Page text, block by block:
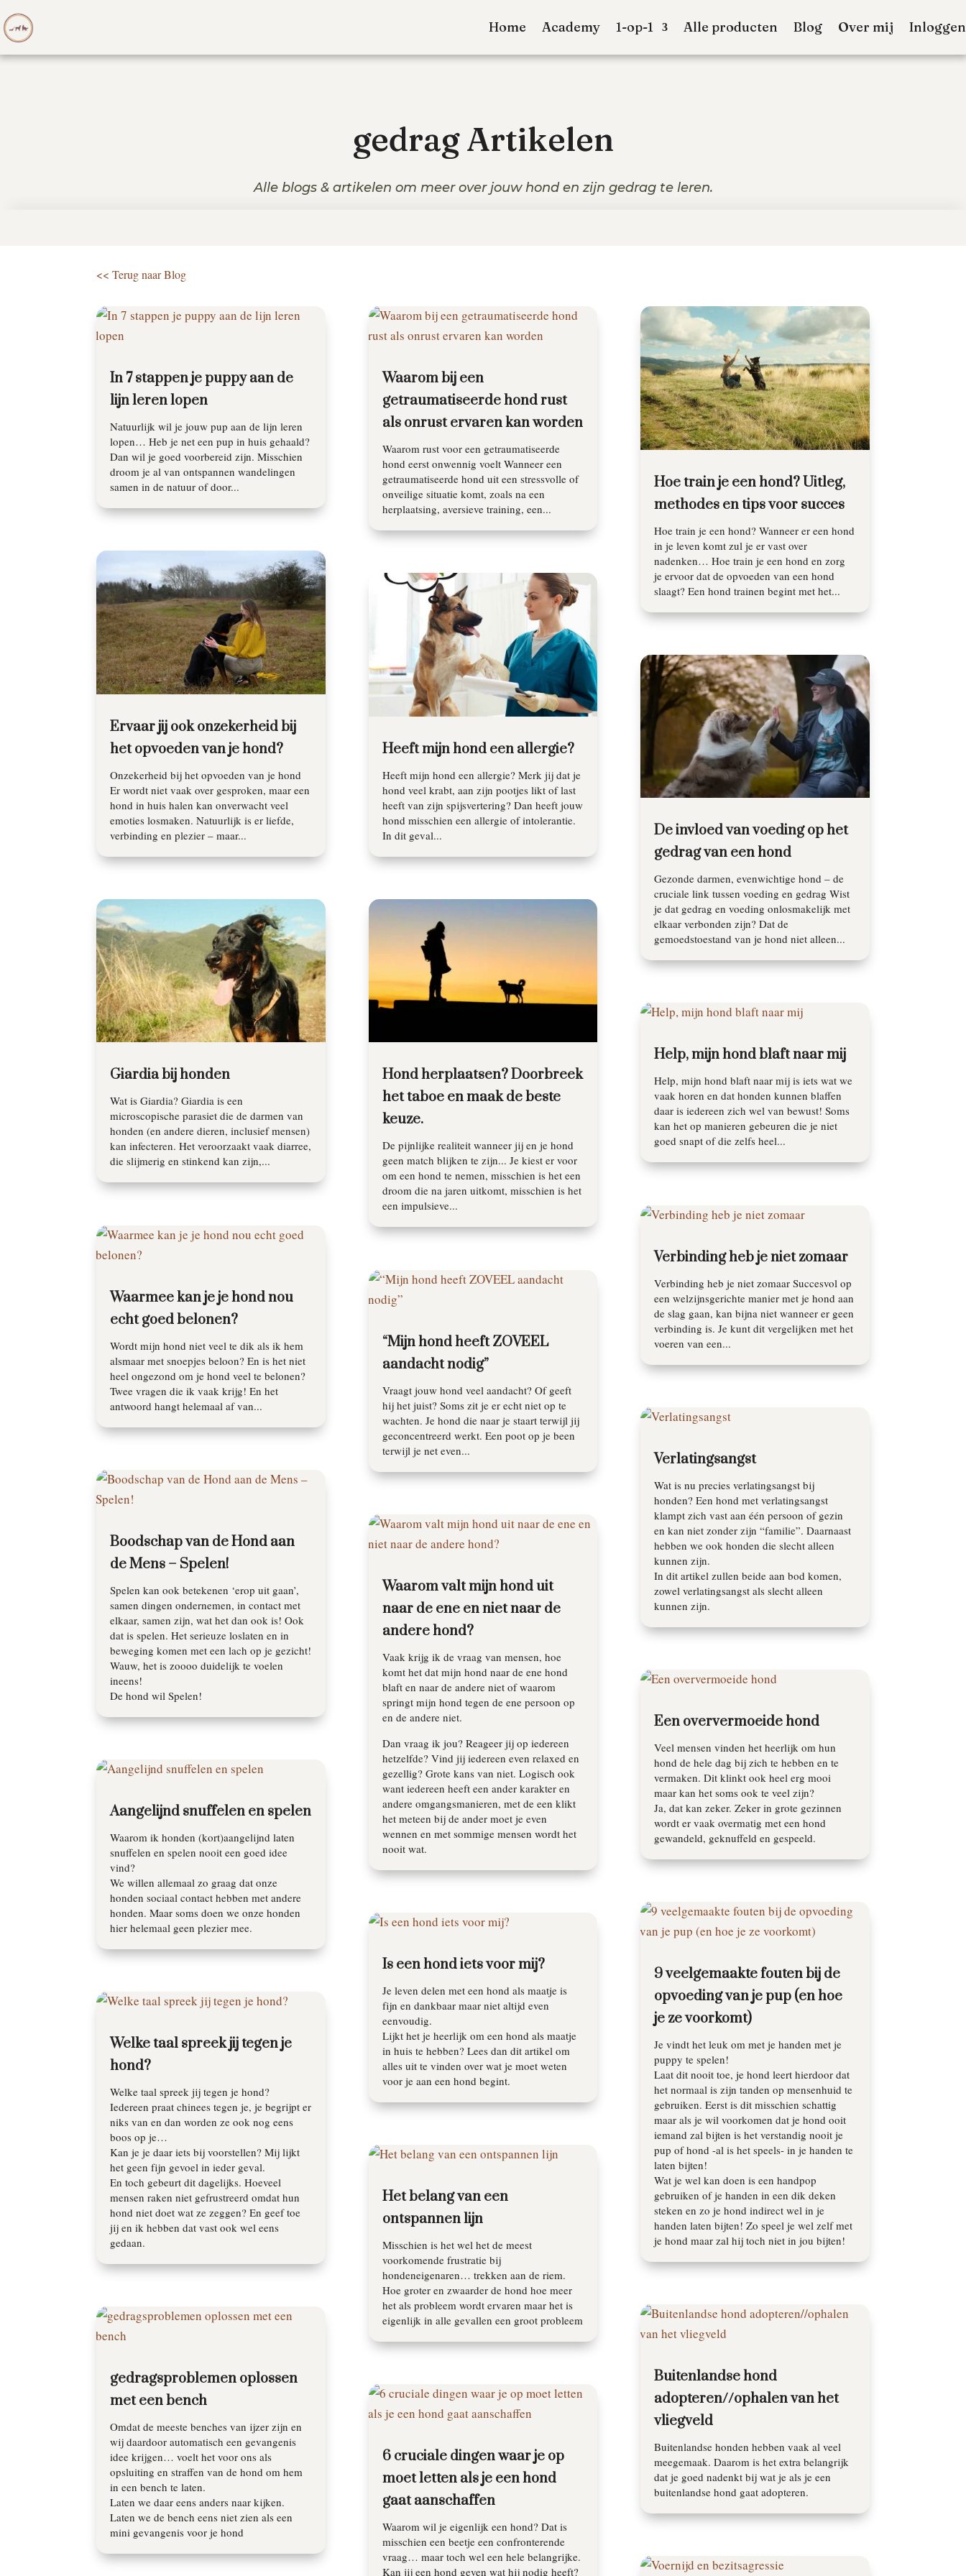
Home Academy 1-op-1 Alle producten Blog Over mij Inloggen
gedrag Artikelen
Alle blogs & artikelen om meer over jouw hond en zijn gedrag te leren.
<< Terug naar Blog
In 7 stappen je puppy aan de
lijn leren lopen
Natuurlijk wil je jouw pup aan de lijn leren
lopen… Heb je net een pup in huis gehaald?
Dan wil je goed voorbereid zijn. Misschien
droom je al van ontspannen wandelingen
samen in de natuur of door...
Ervaar jij ook onzekerheid bij
het opvoeden van je hond?
Onzekerheid bij het opvoeden van je hond
Er wordt niet vaak over gesproken, maar een
hond in huis halen kan onverwacht veel
emoties losmaken. Natuurlijk is er liefde,
verbinding en plezier – maar...
Giardia bij honden
Wat is Giardia? Giardia is een
microscopische parasiet die de darmen van
honden (en andere dieren, inclusief mensen)
kan infecteren. Het veroorzaakt vaak diarree,
die slijmerig en stinkend kan zijn,...
Waarmee kan je je hond nou
echt goed belonen?
Wordt mijn hond niet veel te dik als ik hem
alsmaar met snoepjes beloon? En is het niet
heel ongezond om je hond veel te belonen?
Twee vragen die ik vaak krijg! En het
antwoord hangt helemaal af van...
Boodschap van de Hond aan
de Mens – Spelen!
Spelen kan ook betekenen ‘erop uit gaan’,
samen dingen ondernemen, in contact met
elkaar, samen zijn, wat het dan ook is! Ook
dat is spelen. Het serieuze loslaten en in
beweging komen met een lach op je gezicht!
Wauw, het is zoooo duidelijk te voelen
ineens!
De hond wil Spelen!
Aangelijnd snuffelen en spelen
Waarom ik honden (kort)aangelijnd laten
snuffelen en spelen nooit een goed idee
vind?
We willen allemaal zo graag dat onze
honden sociaal contact hebben met andere
honden. Maar soms doen we onze honden
hier helemaal geen plezier mee.
Welke taal spreek jij tegen je
hond?
Welke taal spreek jij tegen je hond?
Iedereen praat chinees tegen je, je begrijpt er
niks van en dan worden ze ook nog eens
boos op je…
Kan je je daar iets bij voorstellen? Mij lijkt
het geen fijn gevoel in ieder geval.
En toch gebeurt dit dagelijks. Hoeveel
mensen raken niet gefrustreerd omdat hun
hond niet doet wat ze zeggen? En geef toe
jij en ik hebben dat vast ook wel eens
gedaan.
gedragsproblemen oplossen
met een bench
Omdat de meeste benches van ijzer zijn en
wij daardoor automatisch een gevangenis
idee krijgen… voelt het voor ons als
opsluiting en straffen van de hond om hem
in een bench te laten.
Laten we daar eens anders naar kijken.
Laten we de bench eens niet zien als een
mini gevangenis voor je hond
Waarom bij een
getraumatiseerde hond rust
als onrust ervaren kan worden
Waarom rust voor een getraumatiseerde
hond eerst onwennig voelt Wanneer een
getraumatiseerde hond uit een stressvolle of
onveilige situatie komt, zoals na een
herplaatsing, aversieve training, een...
Heeft mijn hond een allergie?
Heeft mijn hond een allergie? Merk jij dat je
hond veel krabt, aan zijn pootjes likt of last
heeft van zijn spijsvertering? Dan heeft jouw
hond misschien een allergie of intolerantie.
In dit geval...
Hond herplaatsen? Doorbreek
het taboe en maak de beste
keuze.
De pijnlijke realiteit wanneer jij en je hond
geen match blijken te zijn... Je kiest er voor
om een hond te nemen, misschien is het een
droom die na jaren uitkomt, misschien is het
een impulsieve...
“Mijn hond heeft ZOVEEL
aandacht nodig”
Vraagt jouw hond veel aandacht? Of geeft
hij het juist? Soms zit je er echt niet op te
wachten. Je hond die naar je staart terwijl jij
geconcentreerd werkt. Een poot op je been
terwijl je net even...
Waarom valt mijn hond uit
naar de ene en niet naar de
andere hond?
Vaak krijg ik de vraag van mensen, hoe
komt het dat mijn hond naar de ene hond
blaft en naar de andere niet of waarom
springt mijn hond tegen de ene persoon op
en de andere niet.
Dan vraag ik jou? Reageer jij op iedereen
hetzelfde? Vind jij iedereen even relaxed en
gezellig? Grote kans van niet. Logisch ook
want iedereen heeft een ander karakter en
andere omgangsmanieren, met de een klikt
het meteen bij de ander moet je even
wennen en met sommige mensen wordt het
nooit wat.
Is een hond iets voor mij?
Je leven delen met een hond als maatje is
fijn en dankbaar maar niet altijd even
eenvoudig.
Lijkt het je heerlijk om een hond als maatje
in huis te hebben? Lees dan dit artikel om
alles uit te vinden over wat je moet weten
voor je aan een hond begint.
Het belang van een
ontspannen lijn
Misschien is het wel het de meest
voorkomende frustratie bij
hondeneigenaren… trekken aan de riem.
Hoe groter en zwaarder de hond hoe meer
het als probleem wordt ervaren maar het is
eigenlijk in alle gevallen een groot probleem
6 cruciale dingen waar je op
moet letten als je een hond
gaat aanschaffen
Waarom wil je eigenlijk een hond? Dat is
misschien een beetje een confronterende
vraag… maar toch wel een hele belangrijke.
Kan jij een hond geven wat hij nodig heeft?
Hoe train je een hond? Uitleg,
methodes en tips voor succes
Hoe train je een hond? Wanneer er een hond
in je leven komt zul je er vast over
nadenken… Hoe train je een hond en zorg
je ervoor dat de opvoeden van een hond
slaagt? Een hond trainen begint met het...
De invloed van voeding op het
gedrag van een hond
Gezonde darmen, evenwichtige hond – de
cruciale link tussen voeding en gedrag Wist
je dat gedrag en voeding onlosmakelijk met
elkaar verbonden zijn? Dat de
gemoedstoestand van je hond niet alleen...
Help, mijn hond blaft naar mij
Help, mijn hond blaft naar mij is iets wat we
vaak horen en dat honden kunnen blaffen
daar is iedereen zich wel van bewust! Soms
kan het op manieren gebeuren die je niet
goed snapt of die zelfs heel...
Verbinding heb je niet zomaar
Verbinding heb je niet zomaar Succesvol op
een welzijnsgerichte manier met je hond aan
de slag gaan, kan bijna niet wanneer er geen
verbinding is. Je kunt dit vergelijken met het
voeren van een...
Verlatingsangst
Wat is nu precies verlatingsangst bij
honden? Een hond met verlatingsangst
klampt zich vast aan één persoon of gezin
en kan niet zonder zijn “familie”. Daarnaast
hebben we ook honden die slecht alleen
kunnen zijn.
In dit artikel zullen beide aan bod komen,
zowel verlatingsangst als slecht alleen
kunnen zijn.
Een oververmoeide hond
Veel mensen vinden het heerlijk om hun
hond de hele dag bij zich te hebben en te
vermaken. Dit klinkt ook heel erg mooi
maar kan het soms ook te veel zijn?
Ja, dat kan zeker. Zeker in grote gezinnen
wordt er vaak overmatig met een hond
gewandeld, geknuffeld en gespeeld.
9 veelgemaakte fouten bij de
opvoeding van je pup (en hoe
je ze voorkomt)
Je vindt het leuk om met je handen met je
puppy te spelen!
Laat dit nooit toe, je hond leert hierdoor dat
het normaal is zijn tanden op mensenhuid te
gebruiken. Eerst is dit misschien schattig
maar als je wil voorkomen dat je hond ooit
iemand zal bijten is het verstandig nooit je
pup of hond -al is het speels- in je handen te
laten bijten!
Wat je wel kan doen is een handpop
gebruiken of je handen in een dik deken
steken en zo je hond indirect wel in je
handen laten bijten! Zo speel je wel zelf met
je hond maar zal hij toch niet in jou bijten!
Buitenlandse hond
adopteren//ophalen van het
vliegveld
Buitenlandse honden hebben vaak al veel
meegemaak. Daarom is het extra belangrijk
dat je goed nadenkt bij wat je als je een
buitenlandse hond gaat adopteren.